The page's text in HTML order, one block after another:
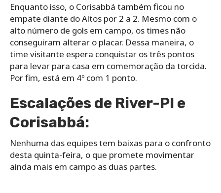
Enquanto isso, o Corisabbá também ficou no
empate diante do Altos por 2 a 2. Mesmo com o
alto número de gols em campo, os times não
conseguiram alterar o placar. Dessa maneira, o
time visitante espera conquistar os três pontos
para levar para casa em comemoração da torcida.
Por fim, está em 4º com 1 ponto.
Escalações de River-PI e
Corisabbá:
Nenhuma das equipes tem baixas para o confronto
desta quinta-feira, o que promete movimentar
ainda mais em campo as duas partes.